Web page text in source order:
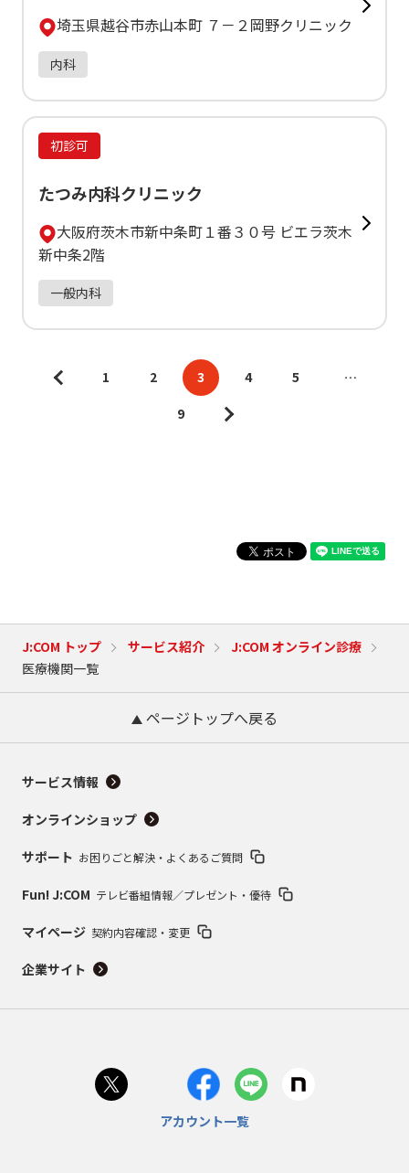
埼玉県越谷市赤山本町 ７－２岡野クリニック
内科
初診可
たつみ内科クリニック
大阪府茨木市新中条町１番３０号 ビエラ茨木
新中条2階
一般内科
1 2 3 4 5
…
9
J:COM トップ サービス紹介
J:COM オンライン診療
医療機関一覧
ページトップへ戻る
サービス情報
オンラインショップ
サポート お困りごと解決・よくあるご質問
Fun! J:COM テレビ番組情報／プレゼント・優待
マイページ 契約内容確認・変更
企業サイト
アカウント一覧